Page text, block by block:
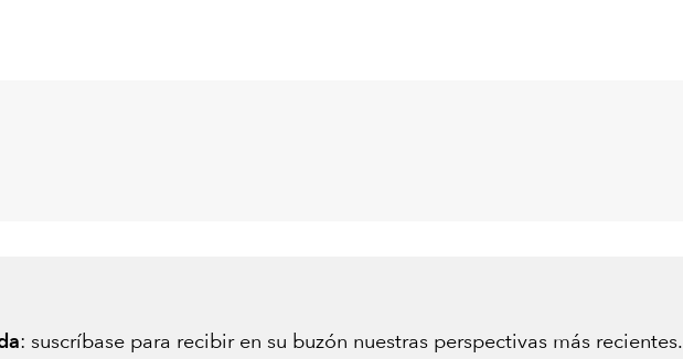
: suscríbase para recibir en su buzón nuestras perspectivas más recientes.